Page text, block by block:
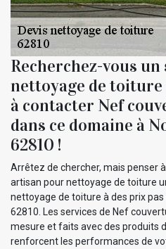
Recherchez-vous
nettoyage de toiture
à contacter Nef
dans ce domaine à
62810 !
Arrêtez de chercher, mais penser
artisan pour nettoyage de toiture
nettoyage de toiture à des prix pas
62810. Les services de Nef
mesure et faits avec des produits
renforcent les performances de